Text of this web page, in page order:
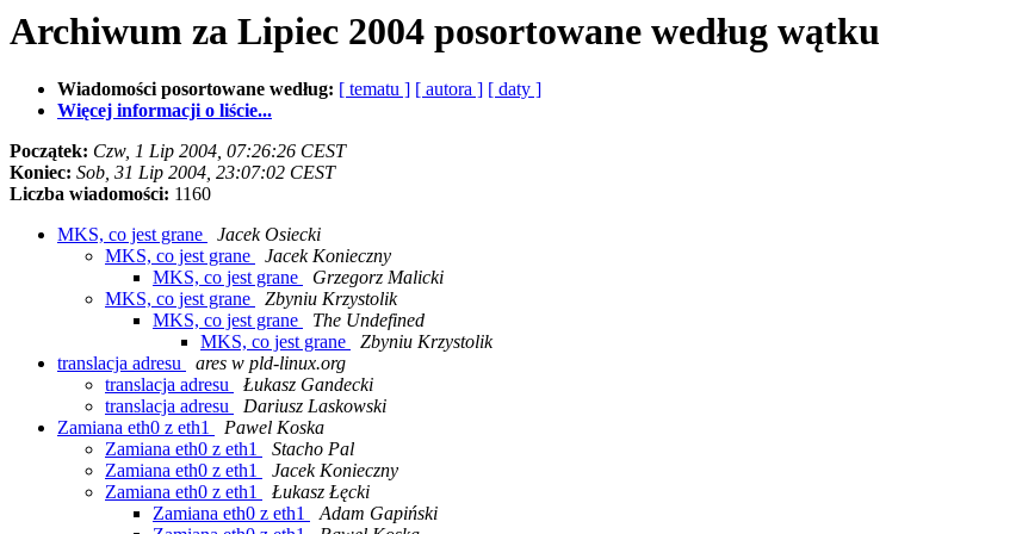
Archiwum za Lipiec 2004 posortowane według wątku
Wiadomości posortowane według: [ tematu ] [ autora ] [ daty ]
Więcej informacji o liście...
Początek: Czw, 1 Lip 2004, 07:26:26 CEST
Koniec: Sob, 31 Lip 2004, 23:07:02 CEST
Liczba wiadomości: 1160
MKS, co jest grane
Jacek Osiecki
MKS, co jest grane
Jacek Konieczny
MKS, co jest grane
Grzegorz Malicki
MKS, co jest grane
Zbyniu Krzystolik
MKS, co jest grane
The Undefined
MKS, co jest grane
Zbyniu Krzystolik
translacja adresu
ares w pld-linux.org
translacja adresu
Łukasz Gandecki
translacja adresu
Dariusz Laskowski
Zamiana eth0 z eth1
Pawel Koska
Zamiana eth0 z eth1
Stacho Pal
Zamiana eth0 z eth1
Jacek Konieczny
Zamiana eth0 z eth1
Łukasz Łęcki
Zamiana eth0 z eth1
Adam Gapiński